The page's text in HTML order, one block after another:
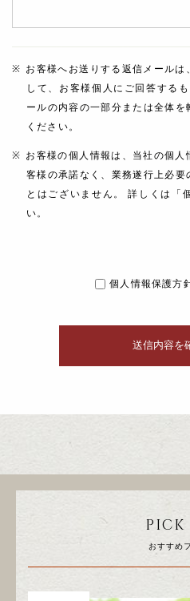
お客様へお送りする返信メール
して、お客様個人にご回答する
ールの内容の一部分または全体
ください。
お客様の個人情報は、当社の個
客様の承諾なく、業務遂行上必要
とはございません。 詳しくは「
い。
個人情報保護方
PICK
おすすめ